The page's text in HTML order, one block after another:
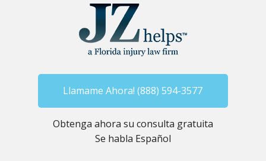
Llamame Ahora! (888) 594-3577
Obtenga ahora su consulta gratuita
Se habla Español